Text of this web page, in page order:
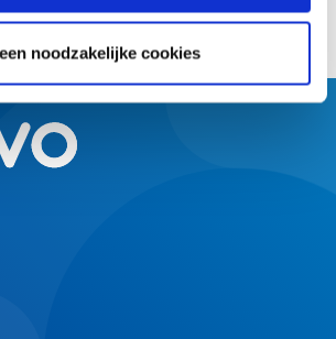
noodzakelijke cookies